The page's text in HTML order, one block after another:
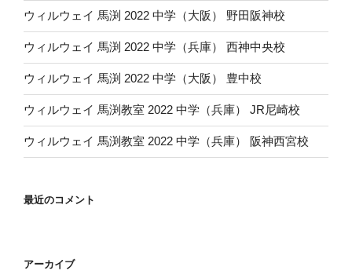
ウィルウェイ 馬渕 2022 中学（大阪） 野田阪神校
ウィルウェイ 馬渕 2022 中学（兵庫） 西神中央校
ウィルウェイ 馬渕 2022 中学（大阪） 豊中校
ウィルウェイ 馬渕教室 2022 中学（兵庫） JR尼崎校
ウィルウェイ 馬渕教室 2022 中学（兵庫） 阪神西宮校
最近のコメント
アーカイブ